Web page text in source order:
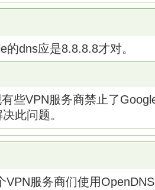
的dns应是8.8.8.8才对。
些VPN服务商禁止了
此问题。
VPN服务商们使用